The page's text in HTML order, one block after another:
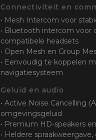
Connectiviteit en
• Mesh Intercom voor
• Bluetooth intercom
compatibele headsets
• Open Mesh en Group
• Eenvoudig te koppelen
navigatiesysteem
Geluid en audio
• Active Noise Cancelling
omgevingsgeluid
• Premium HD-speakers
• Heldere